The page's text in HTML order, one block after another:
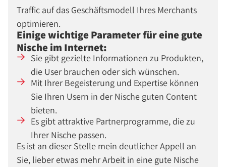
Traffic auf das Geschäftsmodell Ihres Merchants
optimieren.
Einige wichtige Parameter für eine gute
Nische im Internet:
Sie gibt gezielte Informationen zu Produkten,
die User brauchen oder sich wünschen.
Mit Ihrer Begeisterung und Expertise können
Sie Ihren Usern in der Nische guten Content
bieten.
Es gibt attraktive Partnerprogramme, die zu
Ihrer Nische passen.
Es ist an dieser Stelle mein deutlicher Appell an
Sie, lieber etwas mehr Arbeit in eine gute Nische